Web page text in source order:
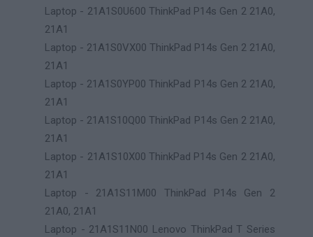
Laptop - 21A1S0U600 ThinkPad P14s Gen 2 21A0,
21A1
Laptop - 21A1S0VX00 ThinkPad P14s Gen 2 21A0,
21A1
Laptop - 21A1S0YP00 ThinkPad P14s Gen 2 21A0,
21A1
Laptop - 21A1S10Q00 ThinkPad P14s Gen 2 21A0,
21A1
Laptop - 21A1S10X00 ThinkPad P14s Gen 2 21A0,
21A1
Laptop - 21A1S11M00 ThinkPad P14s Gen 2
21A0, 21A1
Laptop - 21A1S11N00 Lenovo ThinkPad T Series